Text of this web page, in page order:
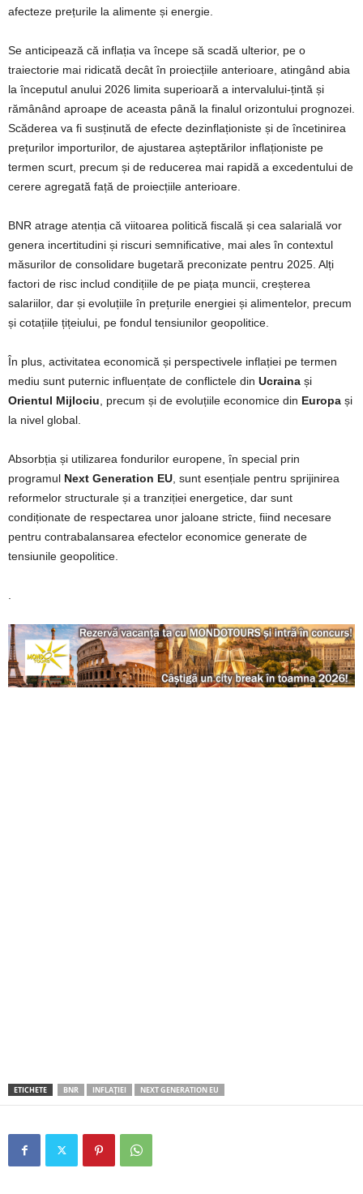
afecteze prețurile la alimente și energie.
Se anticipează că inflația va începe să scadă ulterior, pe o
traiectorie mai ridicată decât în proiecțiile anterioare, atingând abia
la începutul anului 2026 limita superioară a intervalului-țintă și
rămânând aproape de aceasta până la finalul orizontului prognozei.
Scăderea va fi susținută de efecte dezinflaționiste și de încetinirea
prețurilor importurilor, de ajustarea așteptărilor inflaționiste pe
termen scurt, precum și de reducerea mai rapidă a excedentului de
cerere agregată față de proiecțiile anterioare.
BNR atrage atenția că viitoarea politică fiscală și cea salarială vor
genera incertitudini și riscuri semnificative, mai ales în contextul
măsurilor de consolidare bugetară preconizate pentru 2025. Alți
factori de risc includ condițiile de pe piața muncii, creșterea
salariilor, dar și evoluțiile în prețurile energiei și alimentelor, precum
și cotațiile țițeiului, pe fondul tensiunilor geopolitice.
În plus, activitatea economică și perspectivele inflației pe termen
mediu sunt puternic influențate de conflictele din Ucraina și
Orientul Mijlociu, precum și de evoluțiile economice din Europa și
la nivel global.
Absorbția și utilizarea fondurilor europene, în special prin
programul Next Generation EU, sunt esențiale pentru sprijinirea
reformelor structurale și a tranziției energetice, dar sunt
condiționate de respectarea unor jaloane stricte, fiind necesare
pentru contrabalansarea efectelor economice generate de
tensiunile geopolitice.
.
ETICHETE BNR INFLAȚIEI NEXT GENERATION EU